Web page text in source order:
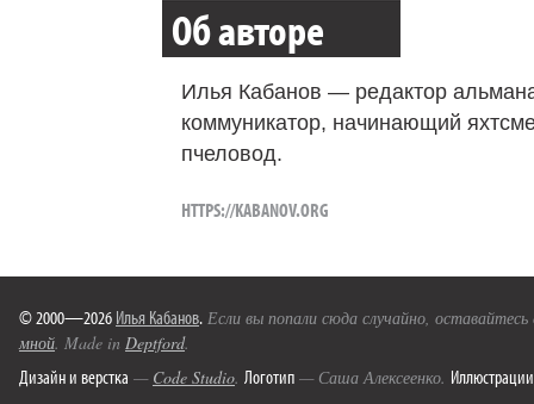
Об авторе
Илья Кабанов — редактор
коммуникатор, начинающий
пчеловод.
HTTPS://KABANOV.ORG
© 2000—2026 Илья Кабанов. Если вы попали сюда случайно,
мной. Made in Deptford.
Дизайн и верстка — Code Studio. Логотип — Саша Алексеенко. Иллюстрации